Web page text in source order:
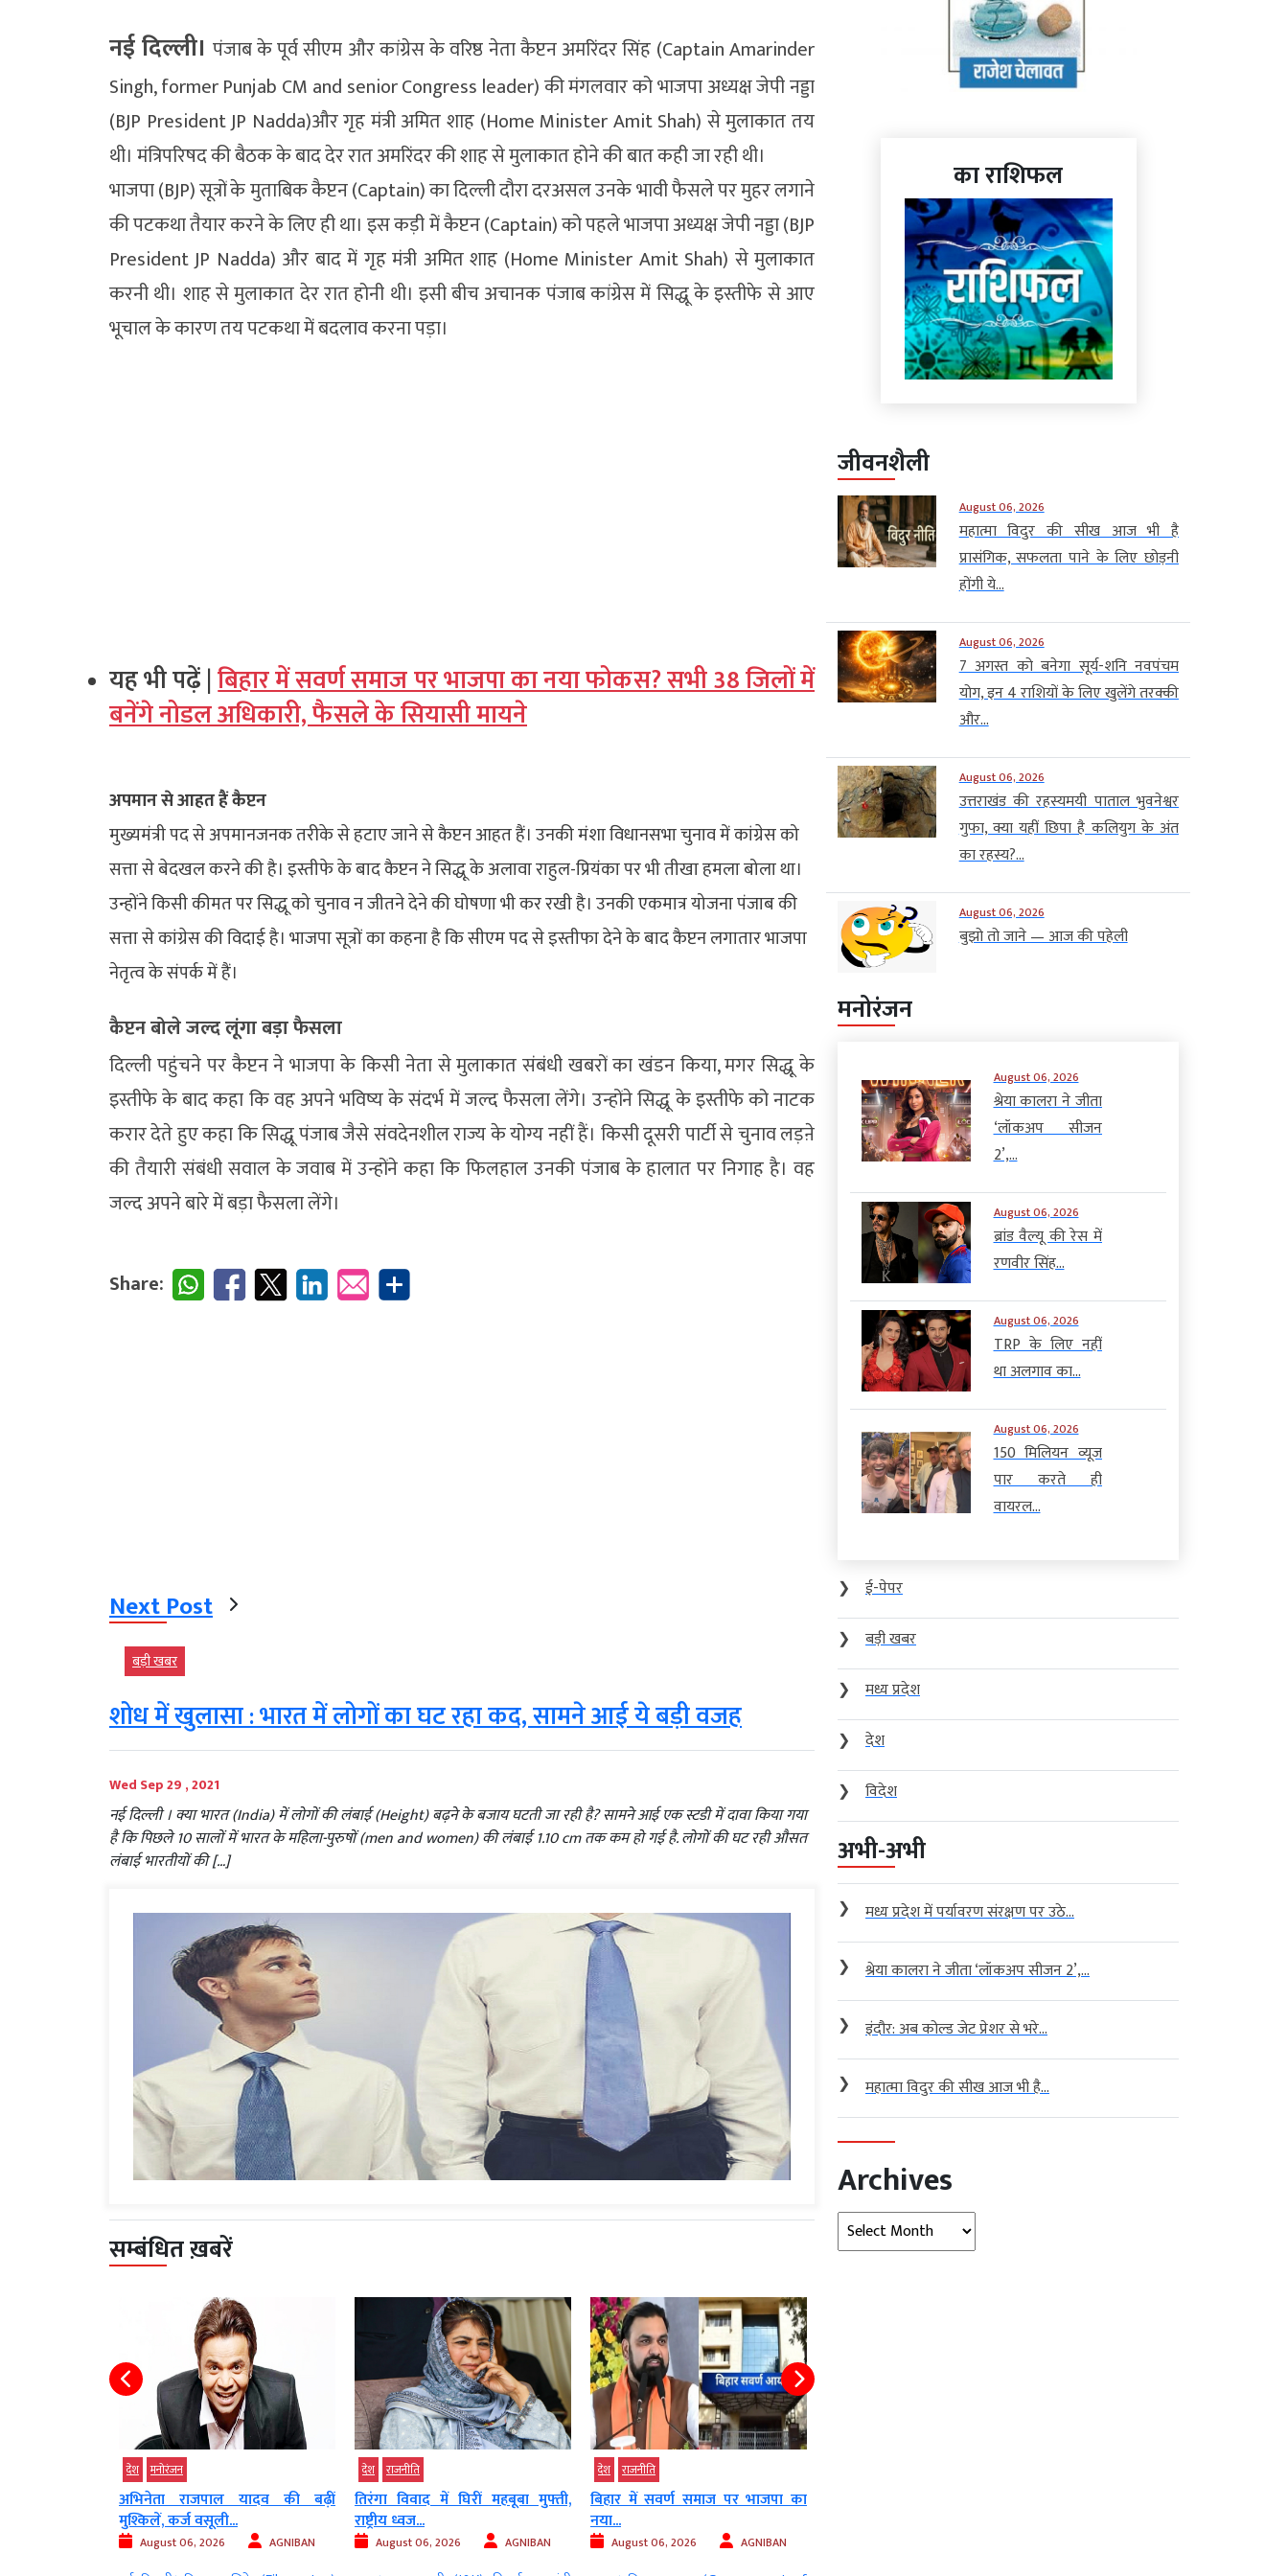
नई दिल्ली। पंजाब के पूर्व सीएम और कांग्रेस के वरिष्ठ नेता कैप्टन अमरिंदर सिंह (Captain Amarinder
Singh, former Punjab CM and senior Congress leader) की मंगलवार को भाजपा अध्यक्ष जेपी नड्डा
(BJP President JP Nadda)और गृह मंत्री अमित शाह (Home Minister Amit Shah) से मुलाकात तय
थी। मंत्रिपरिषद की बैठक के बाद देर रात अमरिंदर की शाह से मुलाकात होने की बात कही जा रही थी।
भाजपा (BJP) सूत्रों के मुताबिक कैप्टन (Captain) का दिल्ली दौरा दरअसल उनके भावी फैसले पर मुहर लगाने
की पटकथा तैयार करने के लिए ही था। इस कड़ी में कैप्टन (Captain) को पहले भाजपा अध्यक्ष जेपी नड्डा (BJP
President JP Nadda) और बाद में गृह मंत्री अमित शाह (Home Minister Amit Shah) से मुलाकात
करनी थी। शाह से मुलाकात देर रात होनी थी। इसी बीच अचानक पंजाब कांग्रेस में सिद्धू के इस्तीफे से आए
भूचाल के कारण तय पटकथा में बदलाव करना पड़ा।
यह भी पढ़ें |बिहार में सवर्ण समाज पर भाजपा का नया फोकस? सभी 38 जिलों में
बनेंगे नोडल अधिकारी, फैसले के सियासी मायने
अपमान से आहत हैं कैप्टन
मुख्यमंत्री पद से अपमानजनक तरीके से हटाए जाने से कैप्टन आहत हैं। उनकी मंशा विधानसभा चुनाव में कांग्रेस को
सत्ता से बेदखल करने की है। इस्तीफे के बाद कैप्टन ने सिद्धू के अलावा राहुल-प्रियंका पर भी तीखा हमला बोला था।
उन्होंने किसी कीमत पर सिद्धू को चुनाव न जीतने देने की घोषणा भी कर रखी है। उनकी एकमात्र योजना पंजाब की
सत्ता से कांग्रेस की विदाई है। भाजपा सूत्रों का कहना है कि सीएम पद से इस्तीफा देने के बाद कैप्टन लगातार भाजपा
नेतृत्व के संपर्क में हैं।
कैप्टन बोले जल्द लूंगा बड़ा फैसला
दिल्ली पहुंचने पर कैप्टन ने भाजपा के किसी नेता से मुलाकात संबंधी खबरों का खंडन किया, मगर सिद्धू के
इस्तीफे के बाद कहा कि वह अपने भविष्य के संदर्भ में जल्द फैसला लेंगे। उन्होंने सिद्धू के इस्तीफे को नाटक
करार देते हुए कहा कि सिद्धू पंजाब जैसे संवदेनशील राज्य के योग्य नहीं हैं। किसी दूसरी पार्टी से चुनाव लड़ऩे
की तैयारी संबंधी सवाल के जवाब में उन्होंने कहा कि फिलहाल उनकी पंजाब के हालात पर निगाह है। वह
जल्द अपने बारे में बड़ा फैसला लेंगे।
Share:
Next Post
बड़ी खबर
शोध में खुलासा : भारत में लोगों का घट रहा कद, सामने आई ये बड़ी वजह
Wed Sep 29 , 2021
नई दिल्ली । क्या भारत (India) में लोगों की लंबाई (Height) बढ़ने के बजाय घटती जा रही है? सामने आई एक स्टडी में दावा किया गया
है कि पिछले 10 सालों में भारत के महिला-पुरुषों (men and women) की लंबाई 1.10 cm तक कम हो गई है. लोगों की घट रही औसत
लंबाई भारतीयों की […]
सम्बंधित ख़बरें
देश राजनीति
तिरंगा विवाद में घिरीं महबूबा मुफ्ती,
राष्ट्रीय ध्वज...
August 06, 2026 AGNIBAN
देश राजनीति
बिहार में सवर्ण समाज पर भाजपा का
नया...
August 06, 2026 AGNIBAN
देश मध्‍यप्रदेश
मैहर के सरकारी स्कूल में पढ़ाई छोड़
छात्रों...
August 06, 2026 AGNIBAN
का राशिफल
जीवनशैली
August 06, 2026
महात्मा विदुर की सीख आज भी है
प्रासंगिक, सफलता पाने के लिए छोड़नी
होंगी ये...
August 06, 2026
7 अगस्त को बनेगा सूर्य-शनि नवपंचम
योग, इन 4 राशियों के लिए खुलेंगे तरक्की
और...
August 06, 2026
उत्तराखंड की रहस्यमयी पाताल भुवनेश्वर
गुफा, क्या यहीं छिपा है कलियुग के अंत
का रहस्य?...
August 06, 2026
बुझो तो जाने — आज की पहेली
मनोरंजन
August 06, 2026
श्रेया कालरा ने जीता
‘लॉकअप सीजन
2’,...
August 06, 2026
ब्रांड वैल्यू की रेस में
रणवीर सिंह...
August 06, 2026
TRP के लिए नहीं
था अलगाव का...
August 06, 2026
150 मिलियन व्यूज
पार करते ही
वायरल...
❯
ई-पेपर
❯
बड़ी खबर
❯
मध्य प्रदेश
❯
देश
❯
विदेश
अभी-अभी
❯ मध्य प्रदेश में पर्यावरण संरक्षण पर उठे...
❯ श्रेया कालरा ने जीता ‘लॉकअप सीजन 2’,...
❯ इंदौर: अब कोल्ड जेट प्रेशर से भरे...
❯ महात्मा विदुर की सीख आज भी है...
Archives
Archives